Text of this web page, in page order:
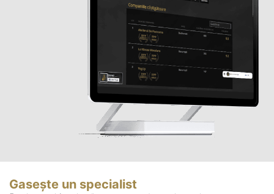
Gasește un specialist